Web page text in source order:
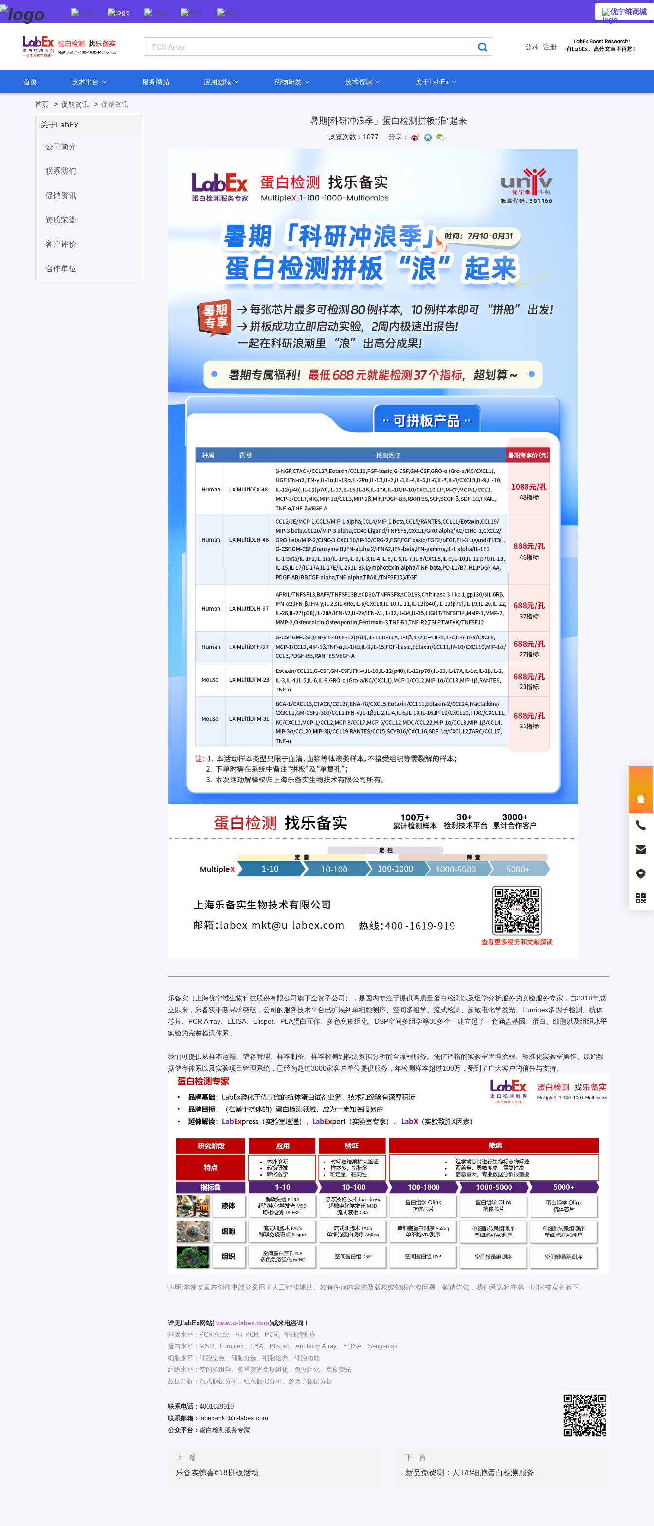
优宁维商城
登录 注册
首页 技术平台 服务商品 应用领域 药物研发 技术资源 关于LabEx
首页 > 促销资讯 > 促销资讯
关于LabEx
公司简介
联系我们
促销资讯
资质荣誉
客户评价
合作单位
暑期[科研冲浪季」蛋白检测拼板“浪”起来
浏览次数：1077 分享：
乐备实（上海优宁维生物科技股份有限公司旗下全资子公司），是国内专注于提供高质量蛋白检测以及组学分析服务的实验服务专家，自2018年成
立以来，乐备实不断寻求突破，公司的服务技术平台已扩展到单细胞测序、空间多组学、流式检测、超敏电化学发光、Luminex多因子检测、抗体
芯片、PCR Array、ELISA、Elispot、PLA蛋白互作、多色免疫组化、DSP空间多组学等30多个，建立起了一套涵盖基因、蛋白、细胞以及组织水平
实验的完整检测体系。
我们可提供从样本运输、储存管理、样本制备、样本检测到检测数据分析的全流程服务。凭借严格的实验室管理流程、标准化实验室操作、原始数
据储存体系以及实验项目管理系统，已经为超过3000家客户单位提供服务，年检测样本超过100万，受到了广大客户的信任与支持。
声明:本篇文章在创作中部分采用了人工智能辅助。如有任何内容涉及版权或知识产权问题，敬请告知，我们承诺将在第一时间核实并撤下。
详见LabEx网站( www.u-labex.com)或来电咨询！
基因水平：PCR Array、RT-PCR、PCR、单细胞测序
蛋白水平：MSD、Luminex、CBA、Elispot、Antibody Array、ELISA、Sengenics
细胞水平：细胞染色、细胞分选、细胞培养、细胞功能
组织水平：空间多组学、多重荧光免疫组化、免疫组化、免疫荧光
数据分析：流式数据分析、组化数据分析、多因子数据分析
联系电话： 4001619919
联系邮箱： labex-mkt@u-labex.com
公众平台： 蛋白检测服务专家
上一篇
乐备实惊喜618拼板活动
下一篇
新品免费测：人T/B细胞蛋白检测服务